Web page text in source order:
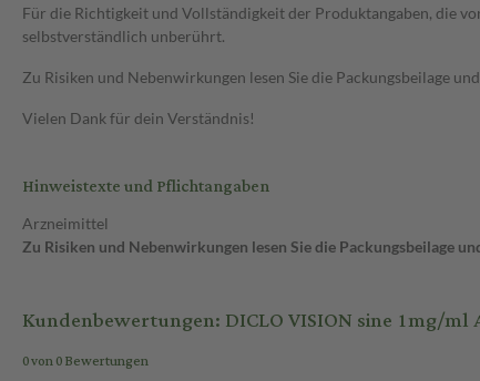
Für die Richtigkeit und Vollständigkeit der Produktangaben, die
selbstverständlich unberührt.
Zu Risiken und Nebenwirkungen lesen Sie die Packungsbeilage
Vielen Dank für dein Verständnis!
Hinweistexte und Pflichtangaben
Arzneimittel
Zu Risiken und Nebenwirkungen lesen Sie die Packungsbeilage
Kundenbewertungen: DICLO VISION sine 1mg/
0 von 0 Bewertungen